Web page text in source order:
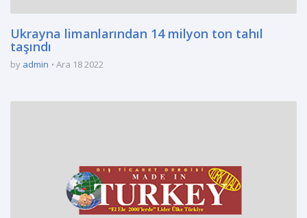
Ukrayna limanlarından 14 milyon ton tahıl
taşındı
by admin Ara 18 2022